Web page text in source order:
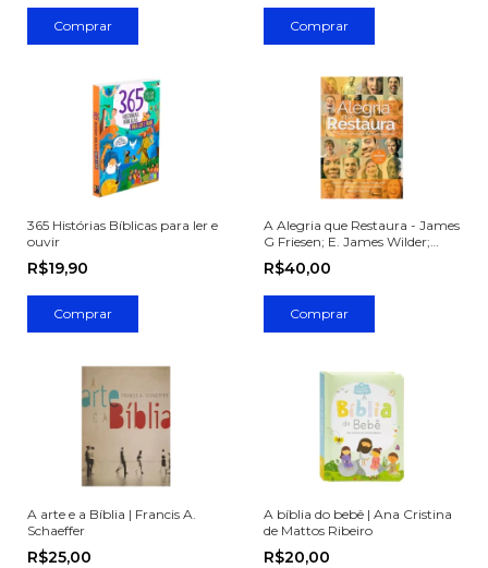
365 Histórias Bíblicas para ler e
ouvir
R$19,90
A Alegria que Restaura - James
G Friesen; E. James Wilder;
Anne m. Bierling; Rick
Koepcke; Maribeth Poole
R$40,00
A arte e a Bíblia | Francis A.
Schaeffer
R$25,00
A bíblia do bebê | Ana Cristina
de Mattos Ribeiro
R$20,00